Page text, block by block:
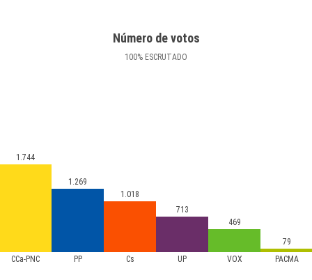
Número de votos
100% ESCRUTADO
CCa-PNC PP Cs UP VOX PACMA
1.744
1.269
1.018
713
469
79